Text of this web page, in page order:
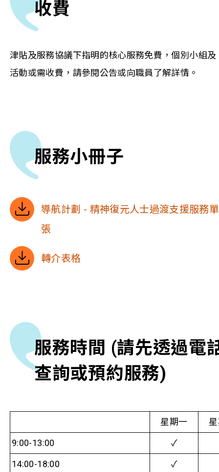
收費
津貼及服務協議下指明的核心服務免費，個別小組及
活動或需收費，請參閱公告或向職員了解詳情。
服務小冊子
導航計劃 - 精神復元人士過渡支援服務單
張
轉介表格
服務時間 (請先透過電
查詢或預約服務)
星期一
9:00-13:00 ✓
14:00-18:00 ✓